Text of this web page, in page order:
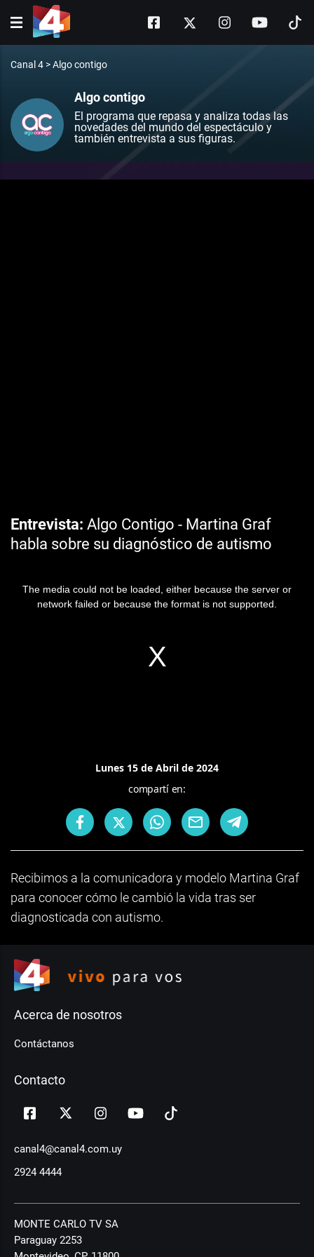
Canal 4 >Algo contigo
Algo contigo
El programa que repasa y analiza todas las
novedades del mundo del espectáculo y
también entrevista a sus figuras.
Entrevista Algo Contigo - Martina Graf
habla sobre su diagnóstico de autismo
The media could not be loaded, either because the server or
network failed or because the format is not supported.
Lunes 15 de Abril de 2024
compartí en:
Recibimos a la comunicadora y modelo Martina Graf
para conocer cómo le cambió la vida tras ser
diagnosticada con autismo.
Acerca de nosotros
Contáctanos
Contacto
canal4@canal4.com.uy
2924 4444
MONTE CARLO TV SA
Paraguay 2253